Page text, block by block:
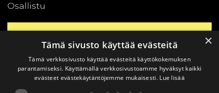
Osallistu
Yhteystiedot
Ajankohtaista
×
Tämä sivusto käyttää evästeitä
Tämä verkkosivusto käyttää evästeitä käyttökokemuksen
parantamiseksi. Käyttämällä verkkosivustoamme hyväksyt kaikki
evästeet evästekäytäntöjemme mukaisesti. Lue lisää